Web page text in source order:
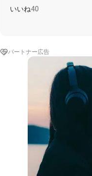
リクエストいただきあり
（全てにお応えすること
しいnanaではない方に
１１月はaiko特集開催中
aikoプレイリスト☺️
https://nana-
#アンドロメダ
#
短いイントロ後、歌い出
（歌詞はお好みでどうぞ）
いいね40
パートナー広告